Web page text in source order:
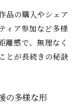
品の購入やシェア
ィア参加など多様
離感で、無理なく
とが長続きの秘訣
の多様な形